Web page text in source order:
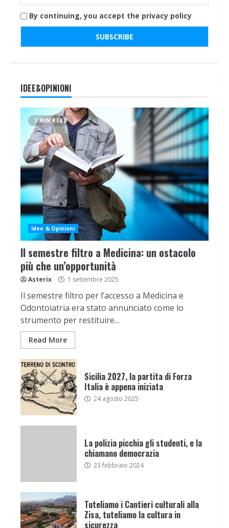
By continuing, you accept the privacy policy
IDEE&OPINIONI
2 MIN READ
Idee & Opinioni
Il semestre filtro a Medicina: un ostacolo
più che un’opportunità
Asterix 1 settembre 2025
Il semestre filtro per l’accesso a Medicina e
Odontoiatria era stato annunciato come lo
strumento per restituire...
Read More
Sicilia 2027, la partita di Forza
Italia è appena iniziata
24 agosto 2025
La polizia picchia gli studenti, e la
chiamano democrazia
23 febbraio 2024
Tuteliamo i Cantieri culturali alla
Zisa, tuteliamo la cultura in
sicurezza